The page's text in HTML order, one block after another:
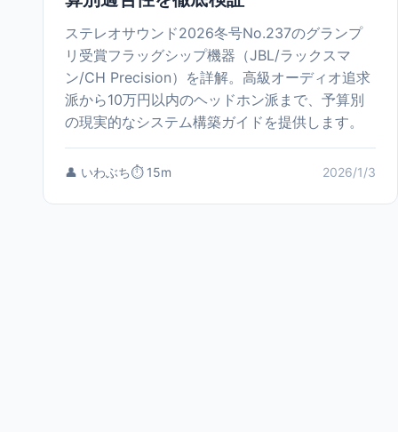
ステレオサウンド2026冬号No.237のグランプ
リ受賞フラッグシップ機器（JBL/ラックスマ
ン/CH Precision）を詳解。高級オーディオ追求
派から10万円以内のヘッドホン派まで、予算別
の現実的なシステム構築ガイドを提供します。
👤 いわぶち⏱️ 15m 2026/1/3